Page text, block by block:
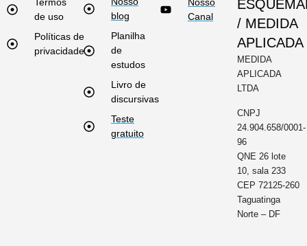
Termos
de uso
Políticas de
privacidade
blog
Planilha
de
estudos
Livro de
discursivas
Teste
gratuito
Nosso
Canal
/ MEDIDA
APLICADA
MEDIDA
APLICADA
LTDA
CNPJ
24.904.658/0001-
96
QNE 26 lote
10, sala 233
CEP 72125-260
Taguatinga
Norte – DF